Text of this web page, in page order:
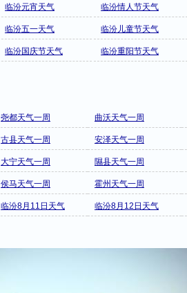
临汾元宵天气 临汾情人节天气
临汾五一天气 临汾儿童节天气
临汾国庆节天气 临汾重阳节天气
尧都天气一周 曲沃天气一周
古县天气一周 安泽天气一周
大宁天气一周 隰县天气一周
侯马天气一周 霍州天气一周
临汾8月11日天气 临汾8月12日天气